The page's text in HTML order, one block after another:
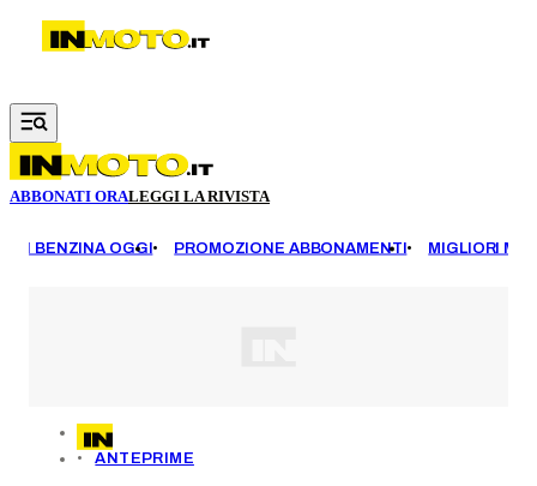
Vai al contenuto principale
ABBONATI ORALEGGI LA RIVISTA
BENZINA OGGI PROMOZIONE ABBONAMENTI MIGLIORI
ANTEPRIME